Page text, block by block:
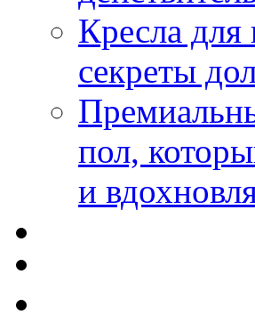
Кресла
секреты
пол,
и